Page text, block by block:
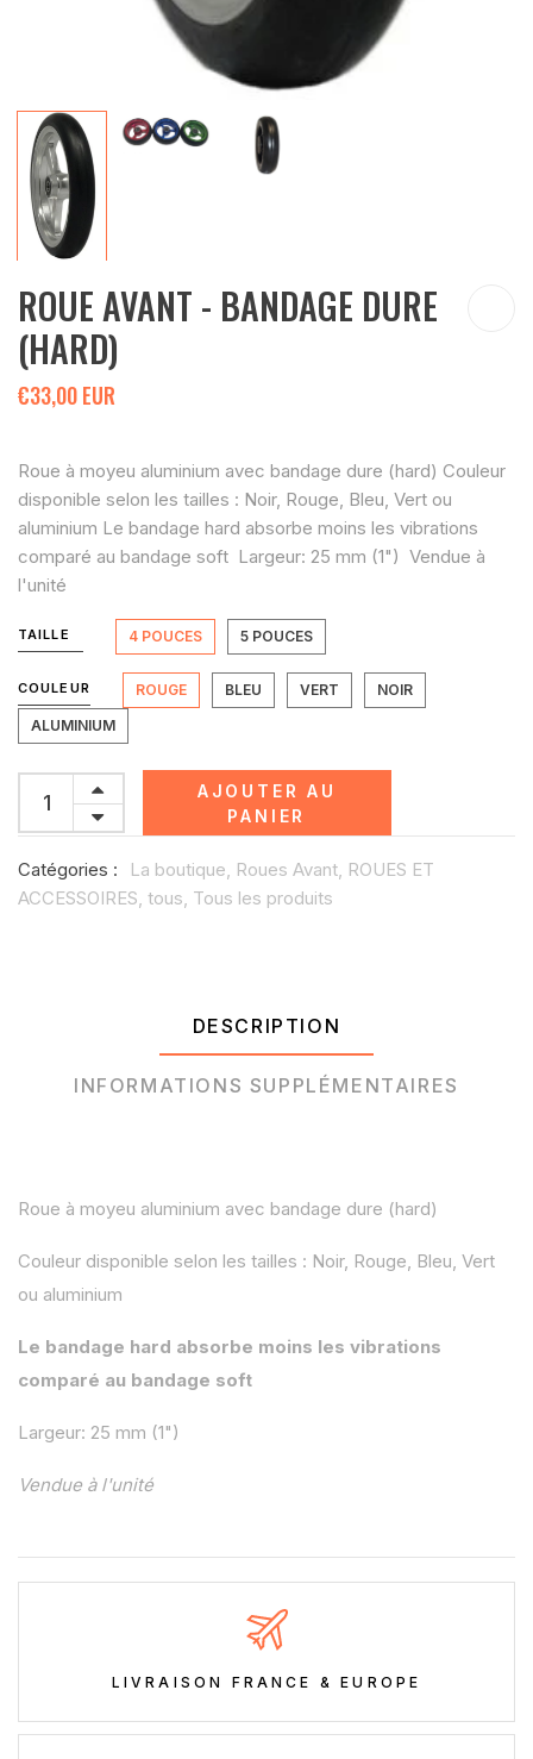
ROUE AVANT - BANDAGE DURE
(HARD)
€33,00 EUR
Roue à moyeu aluminium avec bandage dure (hard) Couleur
disponible selon les tailles : Noir, Rouge, Bleu, Vert ou
aluminium Le bandage hard absorbe moins les vibrations
comparé au bandage soft Largeur: 25 mm (1") Vendue à
l'unité
TAILLE 4 POUCES 5 POUCES
COULEUR ROUGE BLEU VERT
NOIR
ALUMINIUM
AJOUTER AU
PANIER
Catégories : La boutique, Roues Avant, ROUES ET
ACCESSOIRES, tous, Tous les produits
DESCRIPTION
INFORMATIONS SUPPLÉMENTAIRES
Roue à moyeu aluminium avec bandage dure (hard)
Couleur disponible selon les tailles : Noir, Rouge, Bleu, Vert
ou aluminium
Le bandage hard absorbe moins les vibrations
comparé au bandage soft
Largeur: 25 mm (1")
Vendue à l'unité
LIVRAISON FRANCE & EUROPE